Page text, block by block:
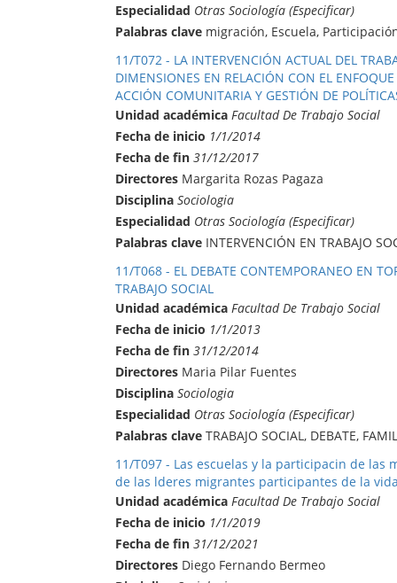
Especialidad Otras Sociología (Especificar)
Palabras clave migración, Escuela,
11/T072 - LA INTERVENCIÓN ACTUAL DEL
DIMENSIONES EN RELACIÓN CON EL
ACCIÓN COMUNITARIA Y GESTIÓN DE
Unidad académica Facultad De Trabajo Social
Fecha de inicio 1/1/2014
Fecha de fin 31/12/2017
Directores Margarita Rozas Pagaza
Disciplina Sociologia
Especialidad Otras Sociología (Especificar)
Palabras clave INTERVENCIÓN EN TRABAJO
11/T068 - EL DEBATE CONTEMPORANEO EN
TRABAJO SOCIAL
Unidad académica Facultad De Trabajo Social
Fecha de inicio 1/1/2013
Fecha de fin 31/12/2014
Directores Maria Pilar Fuentes
Disciplina Sociologia
Especialidad Otras Sociología (Especificar)
Palabras clave TRABAJO SOCIAL, DEBATE,
11/T097 - Las escuelas y la participacin de
de las lderes migrantes participantes de la
Unidad académica Facultad De Trabajo Social
Fecha de inicio 1/1/2019
Fecha de fin 31/12/2021
Directores Diego Fernando Bermeo